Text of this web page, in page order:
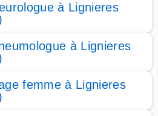
à Lignieres
à Lignieres
femme à Lignieres